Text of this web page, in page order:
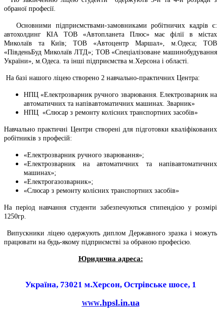
обраної професії.
Основними підприємствами-замовниками робітничих кадрів є:
автохолдинг КІА ТОВ «Автопланета Плюс» має філії в містах
Миколаїв та Київ; ТОВ «Автоцентр Маршал», м.Одеса; ТОВ
«ПівденьБуд Миколаїв ЛТД»; ТОВ «Спеціалізоване машинобудування
України», м.Одеса. та інші підприємства м.Херсона і області.
На базі нашого ліцею створено 2 навчально-практичних Центра:
НПЦ «Електрозварник ручного зварювання. Електрозварник на
автоматичних та напівавтоматичних машинах. Зварник»
НПЦ «Слюсар з ремонту колісних транспортних засобів»
Навчально практичні Центри створені для підготовки кваліфікованих
робітників з професій:
«Електрозварник ручного зварювання»;
«Електрозварник на автоматичних та напівавтоматичних
машинах»;
«Електрогазозварник»;
«Слюсар з ремонту колісних транспортних засобів»
На період навчання студенти забезпечуються стипендією у розмірі
1250гр.
Випускники ліцею одержують диплом Державного зразка і можуть
працювати на будь-якому підприємстві за обраною професією.
Юридична адреса:
Україна, 73021 м.Херсон, Острівське шосе, 1
WWW.hpsl.in.ua